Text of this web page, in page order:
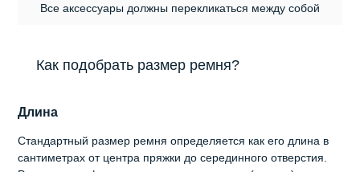
Все аксессуары должны перекликаться между собой
Как подобрать размер ремня?
Длина
Стандартный размер ремня определяется как его длина в
сантиметрах от центра пряжки до серединного отверстия.